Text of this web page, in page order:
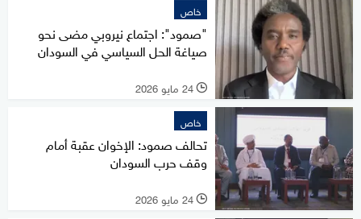
خاص
"صمود": اجتماع نيروبي مضى نحو
صياغة الحل السياسي في السودان
l 24 مايو 2026
خاص
تحالف صمود: الإخوان عقبة أمام
وقف حرب السودان
l 24 مايو 2026